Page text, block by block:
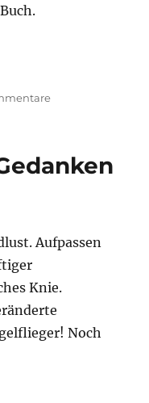
ein Buch.“
zu
schreibe
Aufpassen
Knie.
Noch